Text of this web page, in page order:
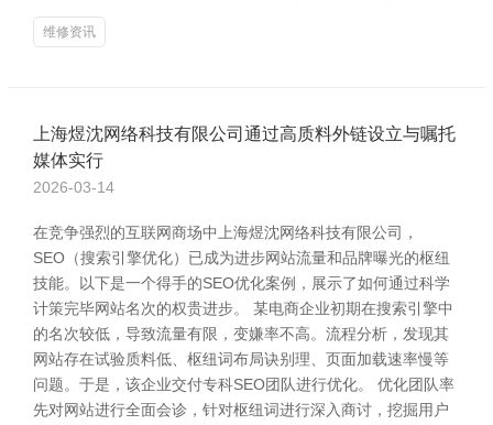
维修资讯
上海煜沈网络科技有限公司通过高质料外链设立与嘱托
媒体实行
2026-03-14
在竞争强烈的互联网商场中上海煜沈网络科技有限公司，
SEO（搜索引擎优化）已成为进步网站流量和品牌曝光的枢纽
技能。以下是一个得手的SEO优化案例，展示了如何通过科学
计策完毕网站名次的权贵进步。 某电商企业初期在搜索引擎中
的名次较低，导致流量有限，变嫌率不高。流程分析，发现其
网站存在试验质料低、枢纽词布局诀别理、页面加载速率慢等
问题。于是，该企业交付专科SEO团队进行优化。 优化团队率
先对网站进行全面会诊，针对枢纽词进行深入商讨，挖掘用户